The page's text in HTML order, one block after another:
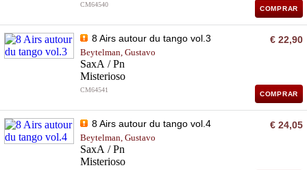
CM64540
COMPRAR
8 Airs autour du tango vol.3
Beytelman, Gustavo
SaxA / Pn
Misterioso
CM64541
€ 22,90
COMPRAR
8 Airs autour du tango vol.4
Beytelman, Gustavo
SaxA / Pn
Misterioso
€ 24,05